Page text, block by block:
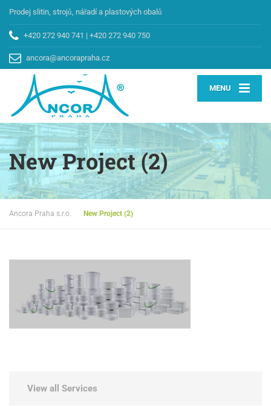
Prodej slitin, strojů, nářadí a plastových obalů
+420 272 940 741 | +420 272 940 750
ancora@ancorapraha.cz
MENU
New Project (2)
Ancora Praha s.r.o. New Project (2)
View all Services